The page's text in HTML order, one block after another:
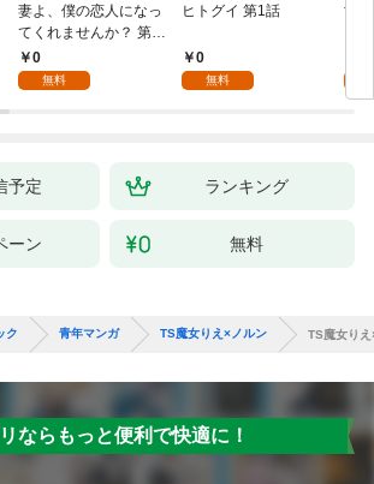
妻よ、僕の恋人になっ
てくれませんか？ 第1
話0
無料
ヒトグイ 第1話
0
無料
世
予定 ランキング
ーン 無料
ク 青年マンガ TS魔女りえ×ノルン TS魔女り
ならもっと便利で快適に！